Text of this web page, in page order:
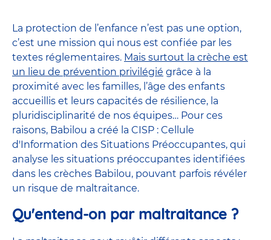
La protection de l’enfance n’est pas une option,
c’est une mission qui nous est confiée par les
textes réglementaires. Mais surtout la crèche est
un lieu de prévention privilégié grâce à la
proximité avec les familles, l’âge des enfants
accueillis et leurs capacités de résilience, la
pluridisciplinarité de nos équipes… Pour ces
raisons, Babilou a créé la CISP : Cellule
d'Information des Situations Préoccupantes, qui
analyse les situations préoccupantes identifiées
dans les crèches Babilou, pouvant parfois révéler
un risque de maltraitance.
Qu'entend-on par maltraitance ?